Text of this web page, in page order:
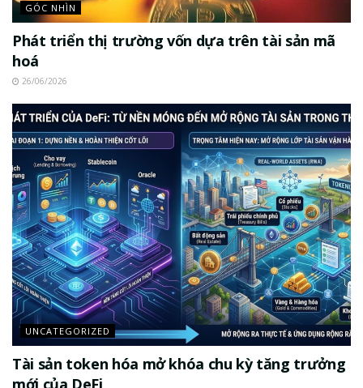
GÓC NHÌN
Phát triển thị trường vốn dựa trên tài sản mã
hoá
26/06/2026
UNCATEGORIZED
Tài sản token hóa mở khóa chu kỳ tăng trưởng
mới của DeFi